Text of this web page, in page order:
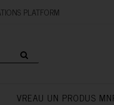
VREAU UN PRODUS